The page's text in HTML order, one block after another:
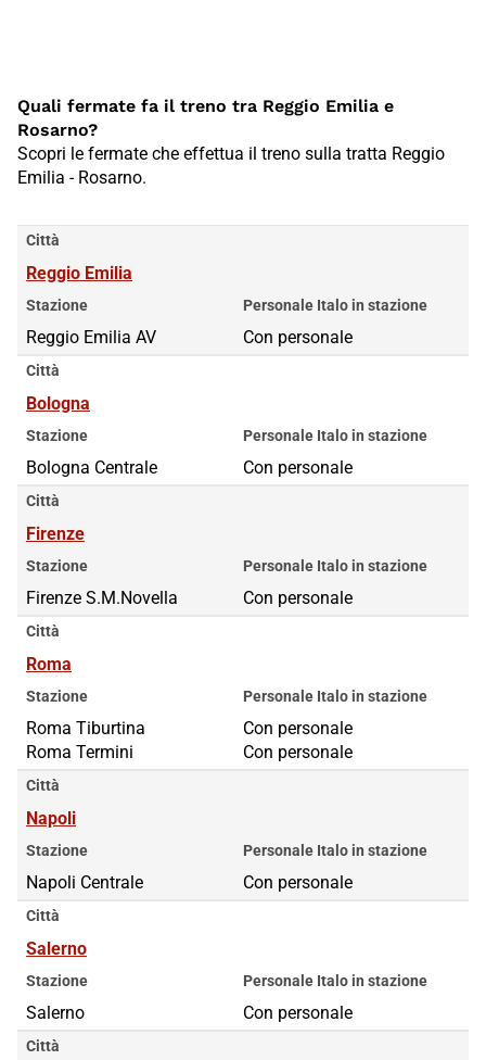
Quali fermate fa il treno tra Reggio Emilia e
Rosarno?
Scopri le fermate che effettua il treno sulla tratta Reggio
Emilia - Rosarno.
Città
Reggio Emilia
Stazione
Reggio Emilia AV
Personale Italo in stazione
Con personale
Città
Bologna
Stazione
Bologna Centrale
Personale Italo in stazione
Con personale
Città
Firenze
Stazione
Firenze S.M.Novella
Personale Italo in stazione
Con personale
Città
Roma
Stazione
Roma Tiburtina
Roma Termini
Personale Italo in stazione
Roma Tiburtina
Con personale
Roma Termini
Con personale
Città
Napoli
Stazione
Napoli Centrale
Personale Italo in stazione
Con personale
Città
Salerno
Stazione
Salerno
Personale Italo in stazione
Con personale
Città